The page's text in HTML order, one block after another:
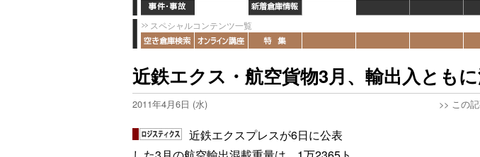
スペシャルコンテンツ一覧
近鉄エクス・航空貨物3月、輸出入とも
2011年4月6日 (水) >> この
近鉄エクスプレスが6日に公表